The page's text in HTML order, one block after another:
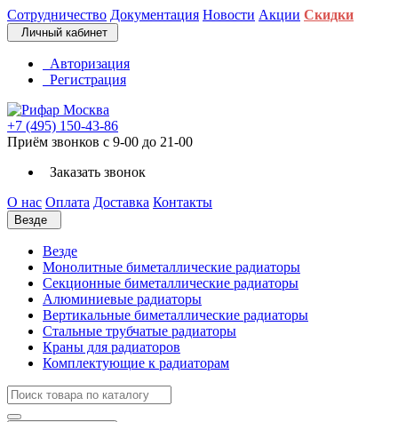
Сотрудничество Документация Новости Акции Скидки
Личный кабинет
Авторизация
Регистрация
+7 (495) 150-43-86
Приём звонков с 9-00 до 21-00
Заказать звонок
О нас Оплата Доставка Контакты
Везде
Везде
Монолитные биметаллические радиаторы
Секционные биметаллические радиаторы
Алюминиевые радиаторы
Вертикальные биметаллические радиаторы
Стальные трубчатые радиаторы
Краны для радиаторов
Комплектующие к радиаторам